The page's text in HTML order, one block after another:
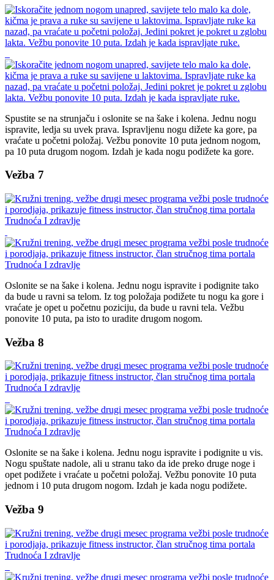
Spustite se na strunjaču i oslonite se na šake i kolena. Jednu nogu
ispravite, ledja su uvek prava. Ispravljenu nogu dižete ka gore, pa
vraćate u početni položaj. Vežbu ponovite 10 puta jednom nogom,
pa 10 puta drugom nogom. Izdah je kada nogu podižete ka gore.
Vežba 7
Oslonite se na šake i kolena. Jednu nogu ispravite i podignite tako
da bude u ravni sa telom. Iz tog položaja podižete tu nogu ka gore i
vraćate je opet u početnu poziciju, da bude u ravni tela. Vežbu
ponovite 10 puta, pa isto to uradite drugom nogom.
Vežba 8
Oslonite se na šake i kolena. Jednu nogu ispravite i podignite u vis.
Nogu spuštate nadole, ali u stranu tako da ide preko druge noge i
opet podižete i vraćate u početni položaj. Vežbu ponovite 10 puta
jednom i 10 puta drugom nogom. Izdah je kada nogu podižete.
Vežba 9